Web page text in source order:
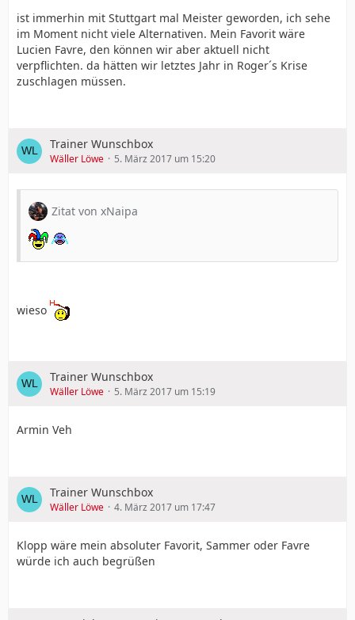
ist immerhin mit Stuttgart mal Meister geworden, ich sehe
im Moment nicht viele Alternativen. Mein Favorit wäre
Lucien Favre, den können wir aber aktuell nicht
verpflichten. da hätten wir letztes Jahr in Roger´s Krise
zuschlagen müssen.
Trainer Wunschbox
Wäller Löwe 5. März 2017 um 15:20
Zitat von xNaipa
wieso
Trainer Wunschbox
Wäller Löwe 5. März 2017 um 15:19
Armin Veh
Trainer Wunschbox
Wäller Löwe 4. März 2017 um 17:47
Klopp wäre mein absoluter Favorit, Sammer oder Favre
würde ich auch begrüßen